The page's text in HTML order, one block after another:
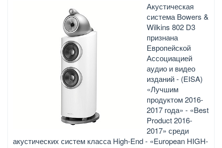
Акустическая
система Bowers &
Wilkins 802 D3
признана
Европейской
Ассоциацией
аудио и видео
изданий - (EISA)
«Лучшим
продуктом 2016-
2017 года» - «Best
Product 2016-
2017» среди
акустических систем класса High-End - «European HIGH-